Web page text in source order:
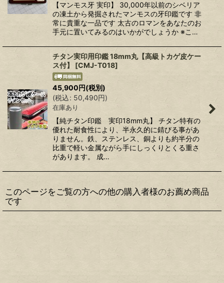
【マンモス牙 実印】 30,000年以前のシベリア
の凍土から発掘されたマンモスの牙印鑑です 非
常に貴重な一品です 太古のロマンをあなたのお
手元に置いてみるのはいかがでしょうか ※こ…
チタン実印用印鑑 18mm丸【高級トカゲ皮ケー
ス付】
[CMJ-T018]
45,900円(税別)
(税込: 50,490円)
在庫あり
【純チタン印鑑 実印18mm丸】 チタン特有の
優れた耐食性により、半永久的に錆びる事があ
りません。鉄、ステンレス、銅よりも約半分の
比重で軽い金属ながら手にしっくりとくる重さ
があります。 成…
このページをご覧の方への他の購入者様のお薦め商品
です